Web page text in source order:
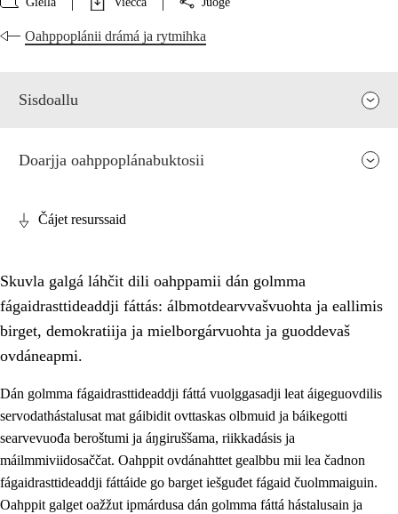
Oahppoplánii drámá ja rytmihka
Sisdoallu
2. Oahppama prinsihpat, ovdáneapmi ja oahppahábmen
Sosiála oahppan ja ovdáneapmi
2.2 Gealbu fágain
Vuođđogálggat
Doarjja oahppoplánabuktosii
Čájet resurssaid
Skuvla galgá láhčit dili oahppamii dán golmma
fágaidrasttideaddji fáttás: álbmotdearvvašvuohta ja eallimis
birget, demokratiija ja mielborgárvuohta ja guoddevaš
ovdáneapmi.
Dán golmma fágaidrasttideaddji fáttá vuolggasadji leat áigeguovdilis
servodathástalusat mat gáibidit ovttaskas olbmuid ja báikegotti
searvevuođa beroštumi ja áŋgiruššama, riikkadásis ja
máilmmiviidosaččat. Oahppit ovdánahttet gealbbu mii lea čadnon
fágaidrasttideaddji fáttáide go barget iešguđet fágaid čuolmmaiguin.
Oahppit galget oažžut ipmárdusa dán golmma fáttá hástalusain ja